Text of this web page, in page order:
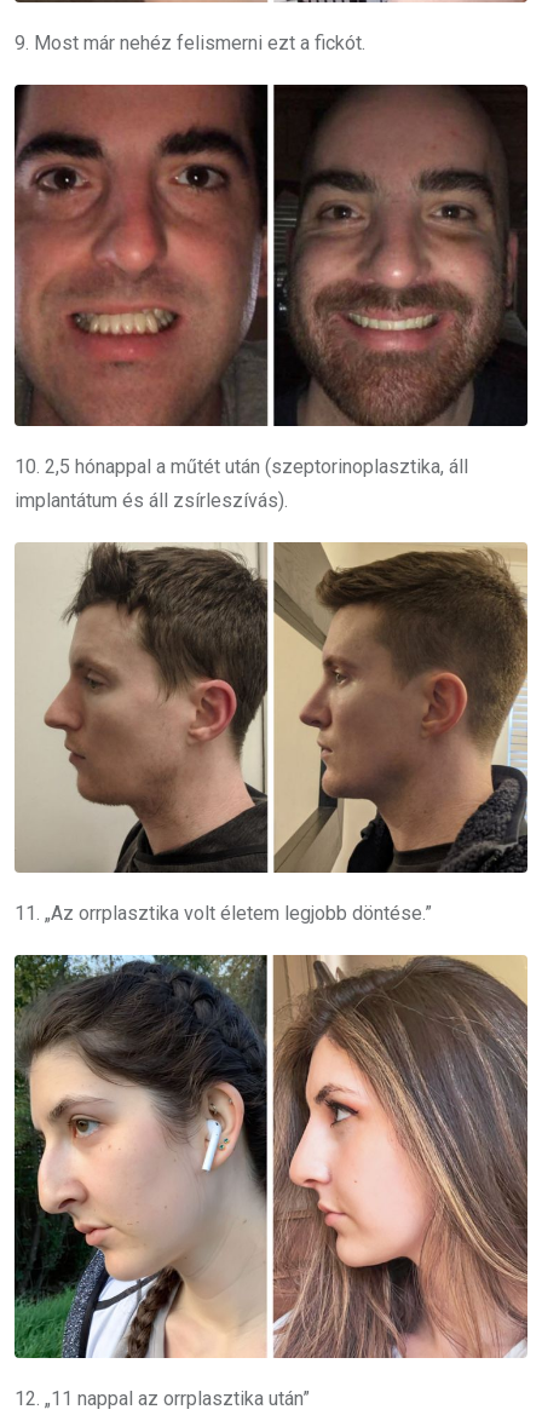
9. Most már nehéz felismerni ezt a fickót.
10. 2,5 hónappal a műtét után (szeptorinoplasztika, áll
implantátum és áll zsírleszívás).
11. „Az orrplasztika volt életem legjobb döntése.”
12. „11 nappal az orrplasztika után”